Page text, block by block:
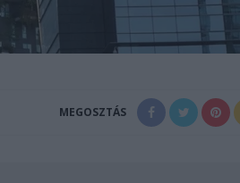
MEGOSZTÁS